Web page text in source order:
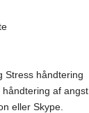
Stress håndtering
af angst.
eller Skype.